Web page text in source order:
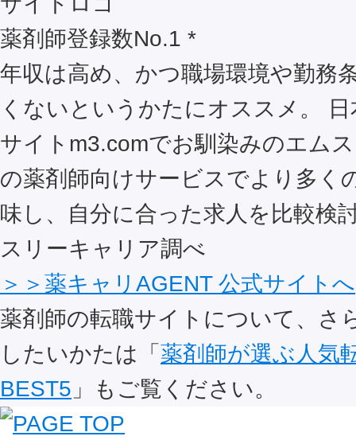
薬剤師登録数No.1 *
年収は高め、かつ職場環境や勤務
くないというかたにオススメ。
サイトm3.comでお馴染みのエム
の薬剤師向けサービスでより多く
味し、自分に合った求人を比較検
スリーキャリア調べ
＞＞薬キャリAGENT 公式サイトへ
薬剤師の転職サイトについて、さ
したいかたは「 薬剤師が選ぶ人気
BEST5 」もご覧ください。